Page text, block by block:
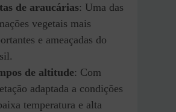
de araucárias: Uma das
vegetais mais
e ameaçadas do
de altitude: Com
adaptada a condições
temperatura e alta